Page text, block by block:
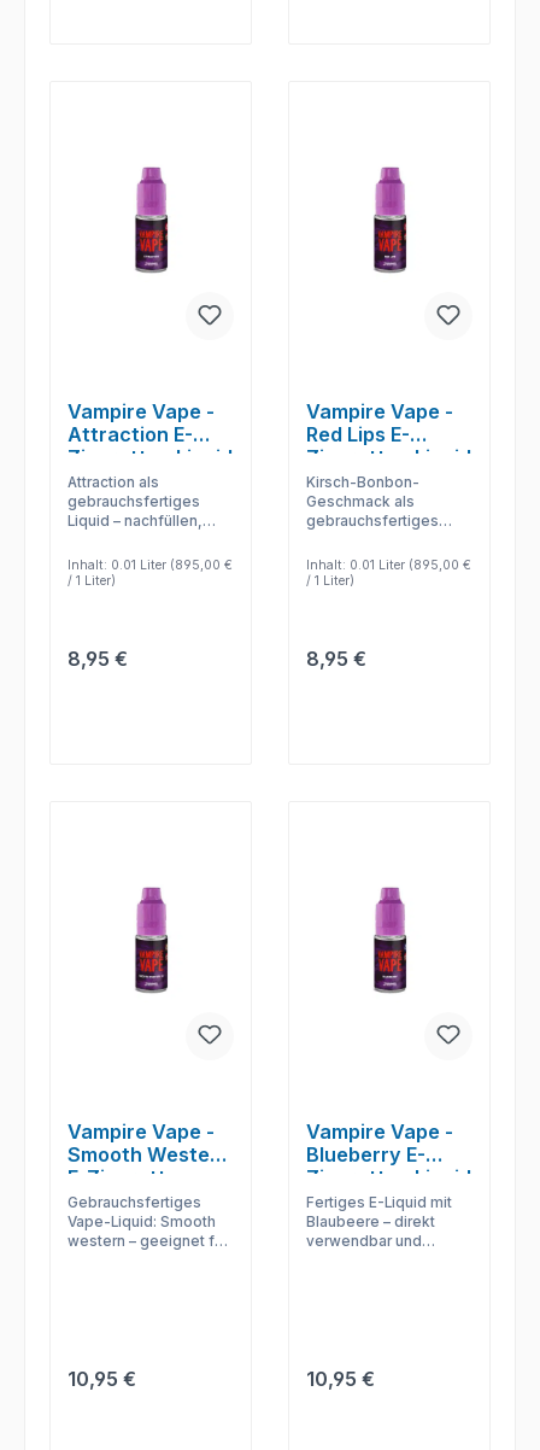
Vampire Vape -
Attraction E-
Zigaretten Liquid
Attraction als
gebrauchsfertiges
Liquid – nachfüllen,
Geschmack ohne
Mischen nutzen.
Inhalt: 0.01 Liter (895,00 €
/ 1 Liter)
Regulärer Preis:
8,95 €
Vampire Vape -
Red Lips E-
Zigaretten Liquid
Kirsch-Bonbon-
Geschmack als
gebrauchsfertiges
dampfen und den
Geschmack ohne
Inhalt: 0.01 Liter (895,00 €
/ 1 Liter)
Regulärer Preis:
8,95 €
Vampire Vape -
Smooth Western
E-Zigaretten
Liquid
Gebrauchsfertiges
Vape-Liquid: Smooth
western – geeignet für
Regulärer Preis:
10,95 €
Vampire Vape -
Blueberry E-
Zigaretten Liquid
Fertiges E-Liquid mit
Blaubeere – direkt
verwendbar und
Regulärer Preis:
10,95 €